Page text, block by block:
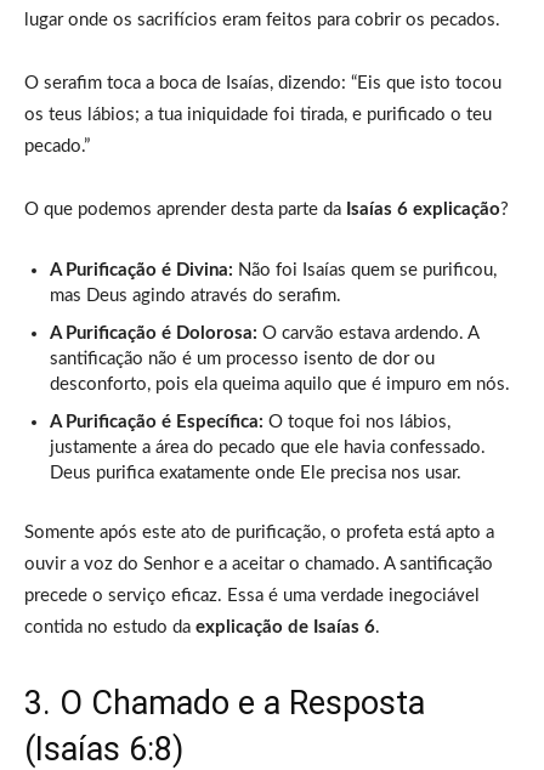
lugar onde os sacrifícios eram feitos para cobrir os pecados.
O serafim toca a boca de Isaías, dizendo: “Eis que isto tocou
os teus lábios; a tua iniquidade foi tirada, e purificado o teu
pecado.”
O que podemos aprender desta parte da Isaías 6 explicação?
A Purificação é Divina: Não foi Isaías quem se purificou,
mas Deus agindo através do serafim.
A Purificação é Dolorosa: O carvão estava ardendo. A
santificação não é um processo isento de dor ou
desconforto, pois ela queima aquilo que é impuro em nós.
A Purificação é Específica: O toque foi nos lábios,
justamente a área do pecado que ele havia confessado.
Deus purifica exatamente onde Ele precisa nos usar.
Somente após este ato de purificação, o profeta está apto a
ouvir a voz do Senhor e a aceitar o chamado. A santificação
precede o serviço eficaz. Essa é uma verdade inegociável
contida no estudo da explicação de Isaías 6.
3. O Chamado e a Resposta
(Isaías 6:8)